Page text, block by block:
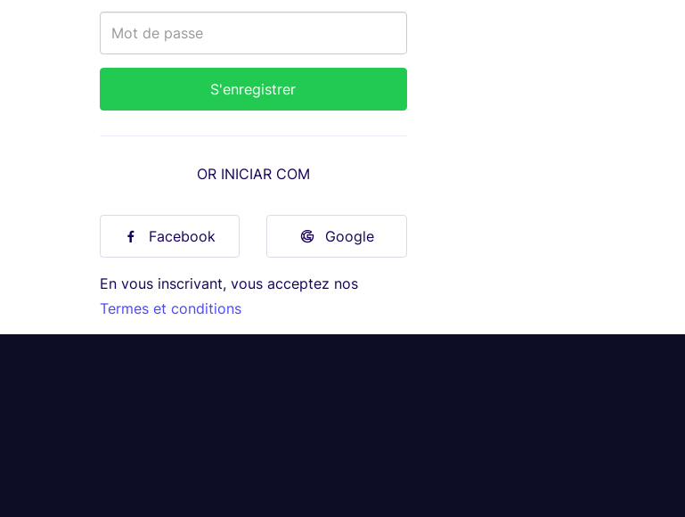
OR INICIAR COM
Facebook Google
En vous inscrivant, vous acceptez nos
Termes et conditions